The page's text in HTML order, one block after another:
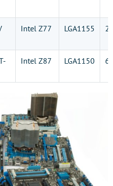
Intel Z77 LGA1155 2
Intel Z87 LGA1150 6